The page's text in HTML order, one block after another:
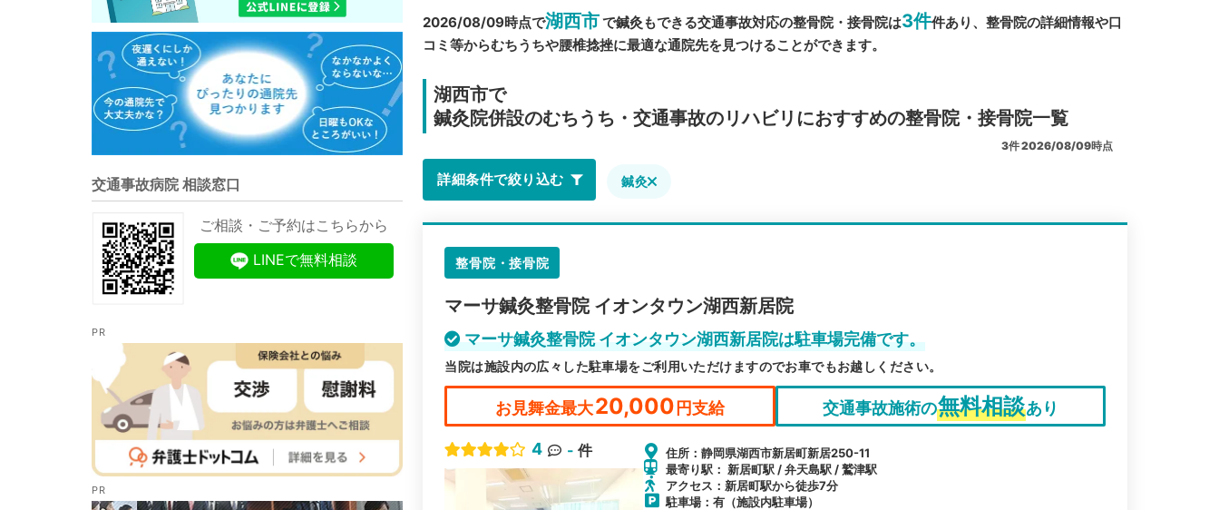
交通事故病院 相談窓口
ご相談・ご予約はこちらから
LINEで無料相談
2026/08/09時点で湖西市で鍼灸もできる交通事故対応の整骨院・接骨院は3件件あり、整骨院の詳細情報や口
コミ等からむちうちや腰椎捻挫に最適な通院先を見つけることができます。
湖西市で
鍼灸院併設のむちうち・交通事故のリハビリにおすすめの整骨院・接骨院一覧
3件2026/08/09時点
詳細条件で絞り込む 鍼灸
整骨院・接骨院
マーサ鍼灸整骨院 イオンタウン湖西新居院
マーサ鍼灸整骨院 イオンタウン湖西新居院は駐車場完備です。
当院は施設内の広々した駐車場をご利用いただけますのでお車でもお越しください。
お見舞金最大20,000円支給 交通事故施術の無料相談あり
4 - 件
住所：静岡県湖西市新居町新居250-11
最寄り駅： 新居町駅 / 弁天島駅 / 鷲津駅
アクセス：新居町駅から徒歩7分
駐車場：有（施設内駐車場）